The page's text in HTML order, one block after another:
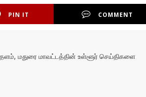
PIN IT COMMENT
மதுரை மாவட்டத்தின் உள்ளூர் செய்திகளை